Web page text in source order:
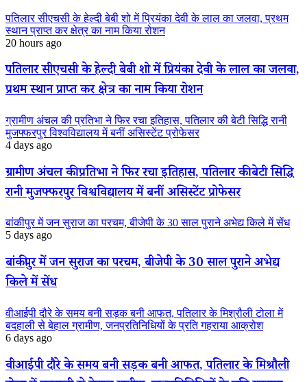
पतिलार सीएचसी के हेल्दी बेबी शो में प्रियंका देवी के लाल का जलवा, प्रथम
स्थान प्राप्त कर क्षेत्र का नाम किया रोशन
20 hours ago
पतिलार सीएचसी के हेल्दी बेबी शो में प्रियंका देवी के लाल का जलवा,
प्रथम स्थान प्राप्त कर क्षेत्र का नाम किया रोशन
ग्रामीण अंचल की प्रतिभा ने फिर रचा इतिहास, पतिलार की बेटी सिद्धि रानी
मुजफ्फरपुर विश्वविद्यालय में बनीं असिस्टेंट प्रोफेसर
4 days ago
ग्रामीण अंचल की प्रतिभा ने फिर रचा इतिहास, पतिलार की बेटी सिद्धि
रानी मुजफ्फरपुर विश्वविद्यालय में बनीं असिस्टेंट प्रोफेसर
बांकीपुर में जन सुराज का परचम, बीजेपी के 30 साल पुराने अभेद्य किले में सेंध
5 days ago
बांकीपुर में जन सुराज का परचम, बीजेपी के 30 साल पुराने अभेद्य
किले में सेंध
वीआईपी दौरे के समय बनी सड़क बनी आफत, पतिलार के मिश्रौली टोला में
बदहाली से बेहाल ग्रामीण, जनप्रतिनिधियों के प्रति गहराया आक्रोश
6 days ago
वीआईपी दौरे के समय बनी सड़क बनी आफत, पतिलार के मिश्रौली